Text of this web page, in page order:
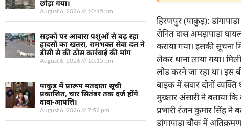
छोड़ा गया।
August 6, 2026 10:15 pm
सड़कों पर आवारा पशुओं से बढ़ रहा
हादसों का खतरा, रामभक्त सेवा दल ने
डीसी से की ठोस कार्रवाई की मांग
August 6, 2026 10:15 pm
पाकुड़ में प्रारूप मतदाता सूची
प्रकाशित, चार सितंबर तक दर्ज होंगे
दावा-आपत्ति।
August 6, 2026 7:52 pm
हिरणपुर (पाकुड़):
रोनित दास अमड़ापाड़ा
कराया गया। इसकी
लेकर थाना लाया गया।
लोड करने जा रहा था।
बाइक में सवार दोनों व्यक्ति
मुख्तार अंसारी ने बताया
प्रभारी रंजन कुमार सिंह ने
डांगापाड़ा चौक में